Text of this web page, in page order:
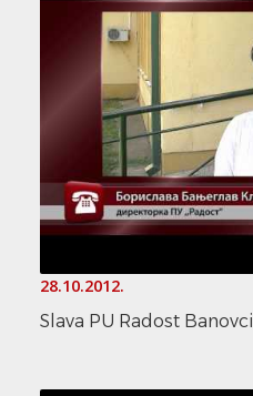
28.10.2012.
Slava PU Radost Banovci